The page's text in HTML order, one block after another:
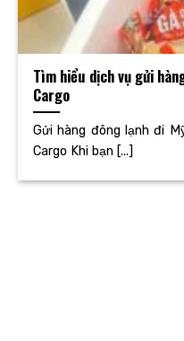
Tìm hiểu dịch vụ gửi
Cargo
Gửi hàng đông lạnh đi
Cargo Khi bạn [...]